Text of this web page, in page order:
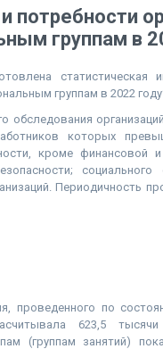
потребности
группам в
группам в 2022
которых
кроме финансовой
Периодичность
проведенного по
623,5
(группам занятий)